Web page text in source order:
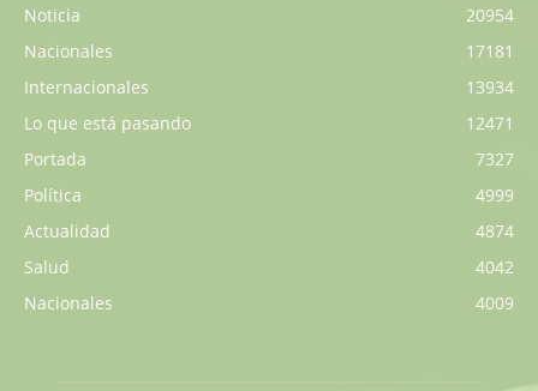
Noticia
20954
Nacionales
17181
Internacionales
13934
Lo que está pasando
12471
Portada
7327
Política
4999
Actualidad
4874
Salud
4042
Nacionales
4009